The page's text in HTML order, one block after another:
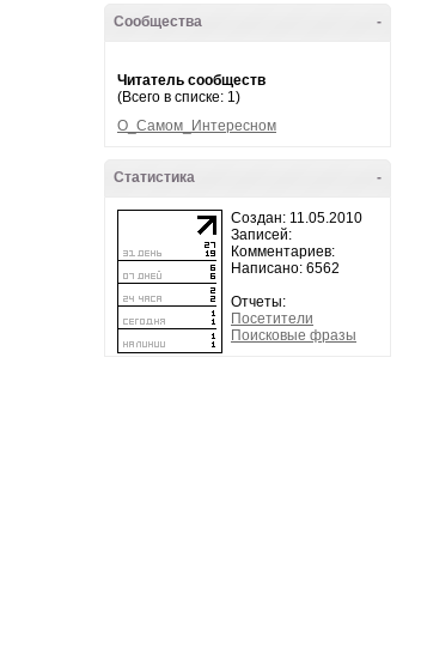
-
Сообщества
Читатель сообществ
(Всего в списке: 1)
О_Самом_Интересном
-
Статистика
Создан: 11.05.2010
Записей:
Комментариев:
Написано: 6562
Отчеты:
Посетители
Поисковые фразы